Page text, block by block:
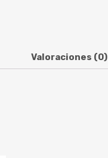
Valoraciones (0)